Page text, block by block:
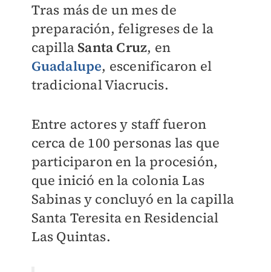
Tras más de un mes de
preparación, feligreses de la
capillaSanta Cruz, en
Guadalupe, escenificaron el
tradicional Viacrucis.
Entre actores y staff fueron
cerca de 100 personas las que
participaron en la procesión,
que inició en la colonia Las
Sabinas y concluyó en la capilla
Santa Teresita en Residencial
Las Quintas.